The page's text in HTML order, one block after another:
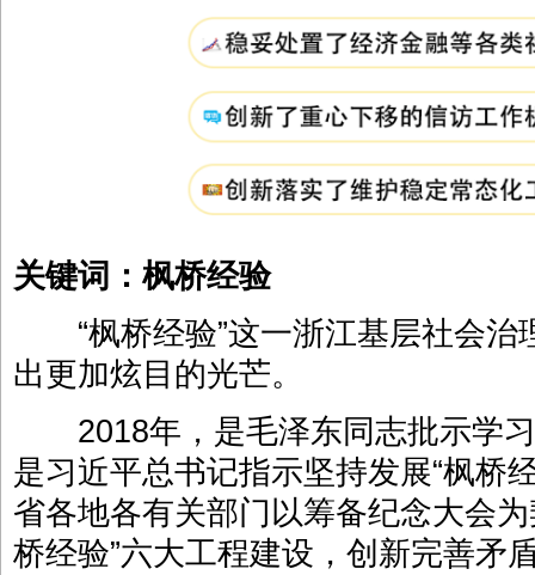
关键词：枫桥经验
“枫桥经验”这一浙江基层社会治
出更加炫目的光芒。
2018年，是毛泽东同志批示学习
是习近平总书记指示坚持发展“枫桥
省各地各有关部门以筹备纪念大会
桥经验”六大工程建设，创新完善矛